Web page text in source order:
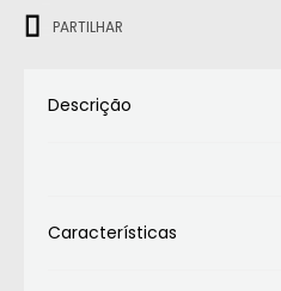
PARTILHAR
Descrição
Características